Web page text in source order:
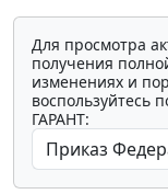
Для просмотра
получения
изменениях и
воспользуйтесь
ГАРАНТ: